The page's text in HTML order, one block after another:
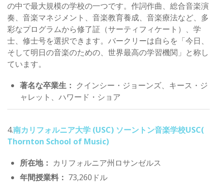
の中で最大規模の学校の一つです。作詞作曲、総合音楽演
奏、音楽マネジメント、音楽教育養成、音楽療法など、多
彩なプログラムから修了証（サーティフィケート）、学
士、修士号を選択できます。バークリーは自らを「今日、
そして明日の音楽のための、世界最高の学習機関」と称し
ています。
著名な卒業生： クインシー・ジョーンズ、キース・ジ
ャレット、ハワード・ショア
4.南カリフォルニア大学 (USC) ソーントン音楽学校USC(
Thornton School of Music)
所在地： カリフォルニア州ロサンゼルス
年間授業料： 73,260ドル